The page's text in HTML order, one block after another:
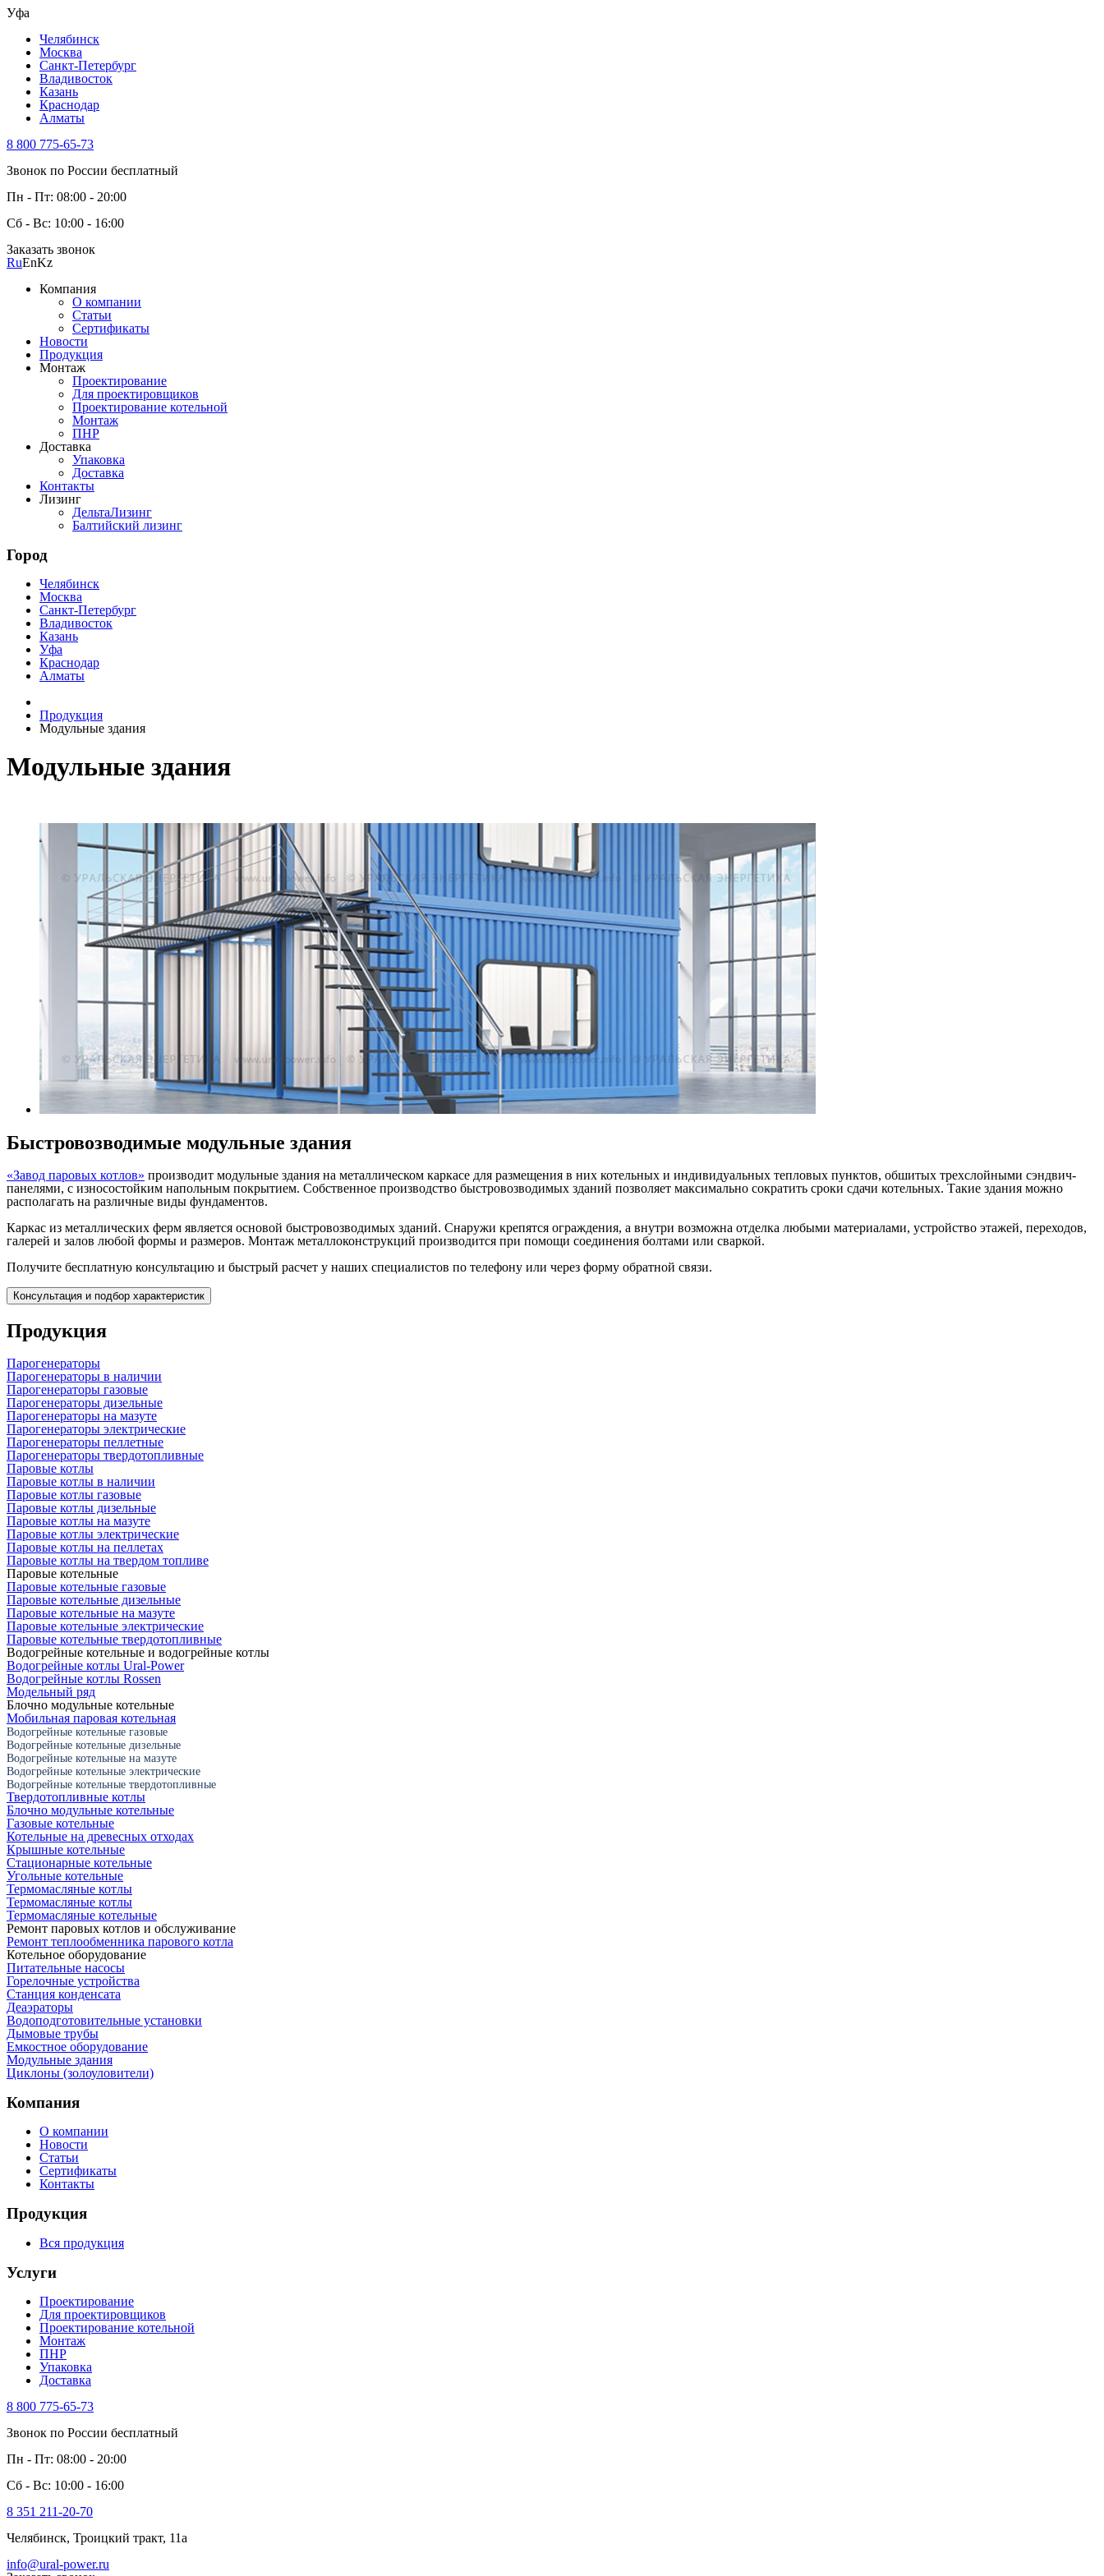
Уфа
Челябинск
Москва
Санкт-Петербург
Владивосток
Казань
Краснодар
Алматы
8 800 775-65-73
Звонок по России бесплатный
Пн - Пт: 08:00 - 20:00
Сб - Вс: 10:00 - 16:00
Заказать звонок
RuEnKz
Компания
О компании
Статьи
Сертификаты
Новости
Продукция
Монтаж
Проектирование
Для проектировщиков
Проектирование котельной
Монтаж
ПНР
Доставка
Упаковка
Доставка
Контакты
Лизинг
ДельтаЛизинг
Балтийский лизинг
Город
Челябинск
Москва
Санкт-Петербург
Владивосток
Казань
Уфа
Краснодар
Алматы
Продукция
Mодульные здания
Mодульные здания
Быстровозводимые модульные здания
«Завод паровых котлов» производит модульные здания на металлическом каркасе для размещения в них котельных и индивидуальных тепловых пунктов, обшитых трехслойными сэндвич-
панелями, с износостойким напольным покрытием. Собственное производство быстровозводимых зданий позволяет максимально сократить сроки сдачи котельных. Такие здания можно
располагать на различные виды фундаментов.
Каркас из металлических ферм является основой быстровозводимых зданий. Снаружи крепятся ограждения, а внутри возможна отделка любыми материалами, устройство этажей, переходов,
галерей и залов любой формы и размеров. Монтаж металлоконструкций производится при помощи соединения болтами или сваркой.
Получите бесплатную консультацию и быстрый расчет у наших специалистов по телефону или через форму обратной связи.
Консультация и подбор характеристик
Продукция
Парогенераторы
Парогенераторы в наличии
Парогенераторы газовые
Парогенераторы дизельные
Парогенераторы на мазуте
Парогенераторы электрические
Парогенераторы пеллетные
Парогенераторы твердотопливные
Паровые котлы
Паровые котлы в наличии
Паровые котлы газовые
Паровые котлы дизельные
Паровые котлы на мазуте
Паровые котлы электрические
Паровые котлы на пеллетах
Паровые котлы на твердом топливе
Паровые котельные
Паровые котельные газовые
Паровые котельные дизельные
Паровые котельные на мазуте
Паровые котельные электрические
Паровые котельные твердотопливные
Водогрейные котельные и водогрейные котлы
Водогрейные котлы Ural-Power
Водогрейные котлы Rossen
Модельный ряд
Блочно модульные котельные
Мобильная паровая котельная
Водогрейные котельные газовые
Водогрейные котельные дизельные
Водогрейные котельные на мазуте
Водогрейные котельные электрические
Водогрейные котельные твердотопливные
Твердотопливные котлы
Блочно модульные котельные
Газовые котельные
Котельные на древесных отходах
Крышные котельные
Стационарные котельные
Угольные котельные
Термомасляные котлы
Термомасляные котлы
Термомасляные котельные
Ремонт паровых котлов и обслуживание
Ремонт теплообменника парового котла
Котельное оборудование
Питательные насосы
Горелочные устройства
Станция конденсата
Деаэраторы
Водоподготовительные установки
Дымовые трубы
Емкостное оборудование
Mодульные здания
Циклоны (золоуловители)
Компания
О компании
Новости
Статьи
Сертификаты
Контакты
Продукция
Вся продукция
Услуги
Проектирование
Для проектировщиков
Проектирование котельной
Монтаж
ПНР
Упаковка
Доставка
8 800 775-65-73
Звонок по России бесплатный
Пн - Пт: 08:00 - 20:00
Сб - Вс: 10:00 - 16:00
8 351 211-20-70
Челябинск, Троицкий тракт, 11а
info@ural-power.ru